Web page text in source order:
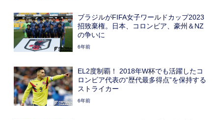
ブラジルがFIFA女子ワールドカップ2023
招致棄権。日本、コロンビア、豪州＆NZ
の争いに
6年前
EL2度制覇！ 2018年W杯でも活躍したコ
ロンビア代表の“歴代最多得点”を保持する
ストライカー
6年前